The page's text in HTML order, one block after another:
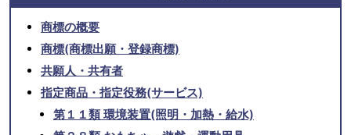
商標の概要
商標(商標出願・登録商標)
共願人・共有者
指定商品・指定役務(サービス)
第１１類 環境装置(照明・加熱・給水)